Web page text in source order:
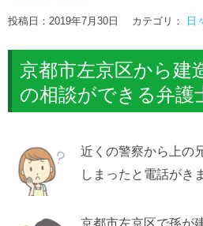
投稿日：2019年7月30日 カテゴリ： 日
京都市左京区から建
の相談ができる弁護
近くの警察から上の
しまったと電話がき
京都市左京区で孫が